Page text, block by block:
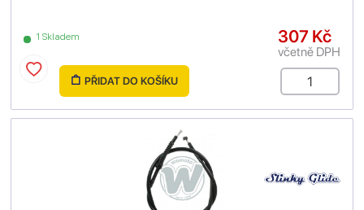
1 Skladem 307 Kč
včetně DPH
PŘIDAT DO KOŠÍKU